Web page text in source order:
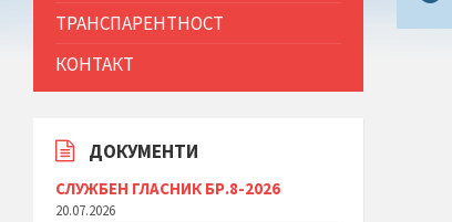
ТРАНСПАРЕНТНОСТ
КОНТАКТ
ДОКУМЕНТИ
СЛУЖБЕН ГЛАСНИК БР.8-2026
20.07.2026